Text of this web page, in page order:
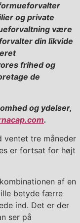
og private
være
din likvide
frihed og
de
og ydelser,
.
ventet tre måneder
er fortsat for højt
af en
betyde færre
ind. Det er der
ser på